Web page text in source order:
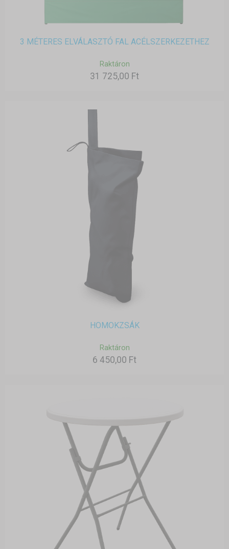
3 MÉTERES ELVÁLASZTÓ FAL ACÉLSZERKEZETHEZ
Raktáron
31 725,00 Ft
HOMOKZSÁK
Raktáron
6 450,00 Ft